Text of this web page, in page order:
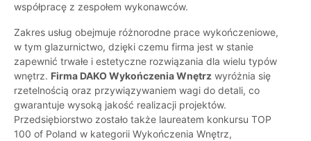
współpracę z zespołem wykonawców.
Zakres usług obejmuje różnorodne prace wykończeniowe,
w tym glazurnictwo, dzięki czemu firma jest w stanie
zapewnić trwałe i estetyczne rozwiązania dla wielu typów
wnętrz. Firma DAKO Wykończenia Wnętrz wyróżnia się
rzetelnością oraz przywiązywaniem wagi do detali, co
gwarantuje wysoką jakość realizacji projektów.
Przedsiębiorstwo zostało także laureatem konkursu TOP
100 of Poland w kategorii Wykończenia Wnętrz,